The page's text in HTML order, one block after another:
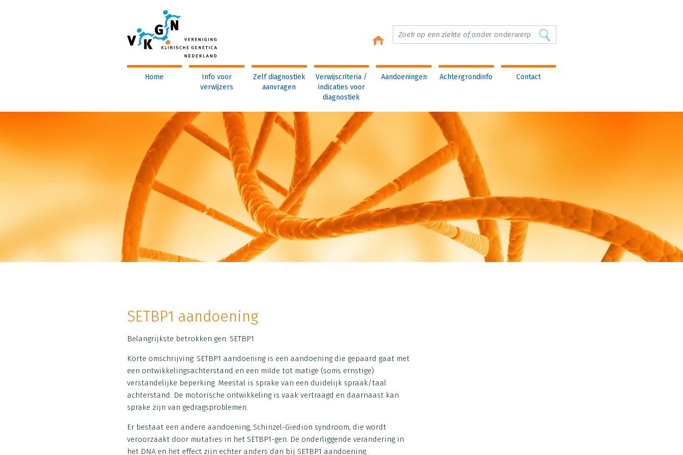
MainHome
Info voor
verwijzers
Zelf diagnostiek
aanvragen
Verwijscriteria /
indicaties voor
diagnostiek
Aandoeningen Achtergrondinfo Contact
SETBP1 aandoening
Belangrijkste betrokken gen: SETBP1
Korte omschrijving: SETBP1 aandoening is een aandoening die gepaard gaat met
een ontwikkelingsachterstand en een milde tot matige (soms ernstige)
verstandelijke beperking. Meestal is sprake van een duidelijk spraak/taal
achterstand. De motorische ontwikkeling is vaak vertraagd en daarnaast kan
sprake zijn van gedragsproblemen.
Er bestaat een andere aandoening, Schinzel-Giedion syndroom, die wordt
veroorzaakt door mutaties in het SETBP1-gen. De onderliggende verandering in
het DNA en het effect zijn echter anders dan bij SETBP1 aandoening.